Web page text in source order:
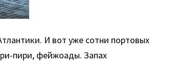
И вот уже сотни портовых
пири, фейжоады. Запах